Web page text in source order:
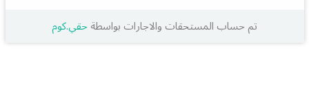
تم حساب المستحقات والاجارات بواسطةحقي.كوم